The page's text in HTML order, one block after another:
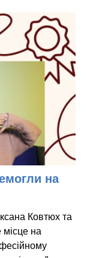
на
Ковтюх та
на